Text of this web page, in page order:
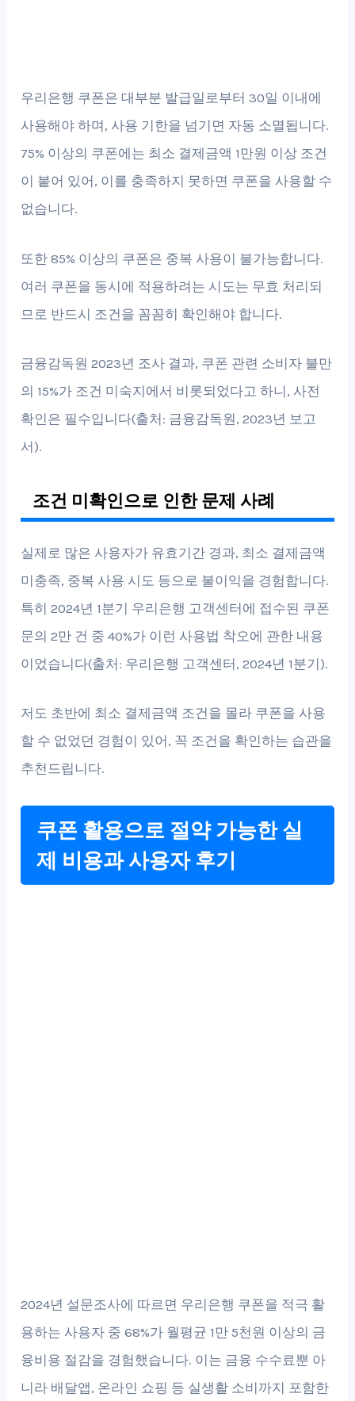
우리은행 쿠폰은 대부분 발급일로부터 30일 이내에
사용해야 하며, 사용 기한을 넘기면 자동 소멸됩니다.
75% 이상의 쿠폰에는 최소 결제금액 1만원 이상 조건
이 붙어 있어, 이를 충족하지 못하면 쿠폰을 사용할 수
없습니다.
또한 85% 이상의 쿠폰은 중복 사용이 불가능합니다.
여러 쿠폰을 동시에 적용하려는 시도는 무효 처리되
므로 반드시 조건을 꼼꼼히 확인해야 합니다.
금융감독원 2023년 조사 결과, 쿠폰 관련 소비자 불만
의 15%가 조건 미숙지에서 비롯되었다고 하니, 사전
확인은 필수입니다(출처: 금융감독원, 2023년 보고
서).
조건 미확인으로 인한 문제 사례
실제로 많은 사용자가 유효기간 경과, 최소 결제금액
미충족, 중복 사용 시도 등으로 불이익을 경험합니다.
특히 2024년 1분기 우리은행 고객센터에 접수된 쿠폰
문의 2만 건 중 40%가 이런 사용법 착오에 관한 내용
이었습니다(출처: 우리은행 고객센터, 2024년 1분기).
저도 초반에 최소 결제금액 조건을 몰라 쿠폰을 사용
할 수 없었던 경험이 있어, 꼭 조건을 확인하는 습관을
추천드립니다.
쿠폰 활용으로 절약 가능한 실
제 비용과 사용자 후기
2024년 설문조사에 따르면 우리은행 쿠폰을 적극 활
용하는 사용자 중 68%가 월평균 1만 5천원 이상의 금
융비용 절감을 경험했습니다. 이는 금융 수수료뿐 아
니라 배달앱, 온라인 쇼핑 등 실생활 소비까지 포함한